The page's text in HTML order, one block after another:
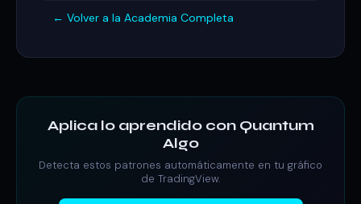
← Volver a la Academia Completa
Aplica lo aprendido con Quantum
Algo
Detecta estos patrones automáticamente en tu gráfico
de TradingView.